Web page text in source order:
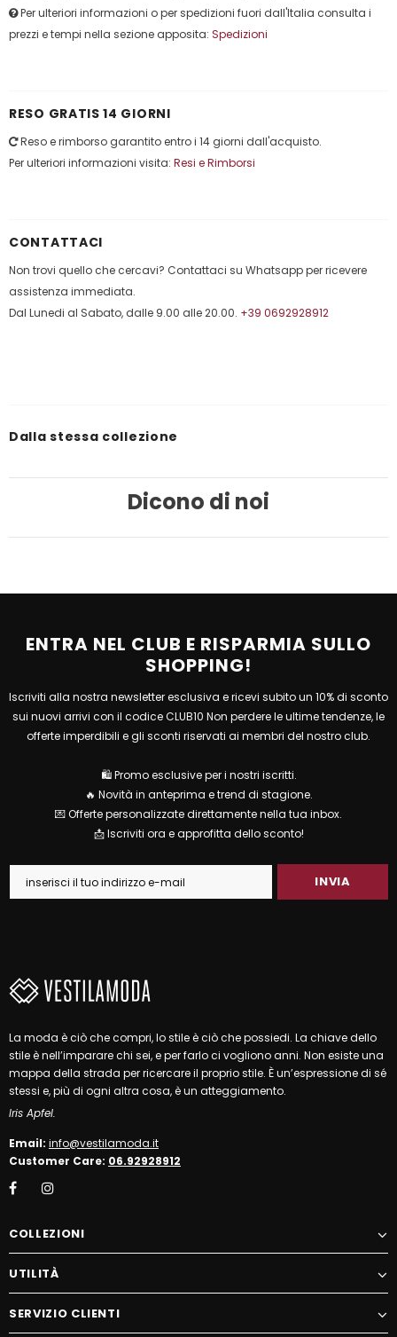
Per ulteriori informazioni o per spedizioni fuori dall'Italia consulta i
prezzi e tempi nella sezione apposita: Spedizioni
RESO GRATIS 14 GIORNI
Reso e rimborso garantito entro i 14 giorni dall'acquisto.
Per ulteriori informazioni visita: Resi e Rimborsi
CONTATTACI
Non trovi quello che cercavi? Contattaci su Whatsapp per ricevere
assistenza immediata.
Dal Lunedi al Sabato, dalle 9.00 alle 20.00. +39 0692928912
Dalla stessa collezione
Dicono di noi
ENTRA NEL CLUB E RISPARMIA SULLO
SHOPPING!
Iscriviti alla nostra newsletter esclusiva e ricevi subito un 10% di sconto
sui nuovi arrivi con il codice CLUB10 Non perdere le ultime tendenze, le
offerte imperdibili e gli sconti riservati ai membri del nostro club.
🛍 Promo esclusive per i nostri iscritti.
🔥 Novità in anteprima e trend di stagione.
💌 Offerte personalizzate direttamente nella tua inbox.
📩 Iscriviti ora e approfitta dello sconto!
La moda è ciò che compri, lo stile è ciò che possiedi. La chiave dello
stile è nell’imparare chi sei, e per farlo ci vogliono anni. Non esiste una
mappa della strada per ricercare il proprio stile. È un’espressione di sé
stessi e, più di ogni altra cosa, è un atteggiamento.
Iris Apfel.
Email: info@vestilamoda.it
Customer Care: 06.92928912
COLLEZIONI
UTILITÀ
SERVIZIO CLIENTI